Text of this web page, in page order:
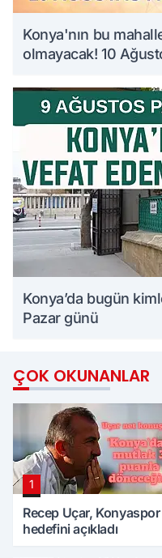
Konya'nın bu
olmayacak! 10
Konya’da bugün
Pazar günü
ÇOK OKUNANLAR
1
Recep Uçar, Konyaspor
hedefini açıkladı